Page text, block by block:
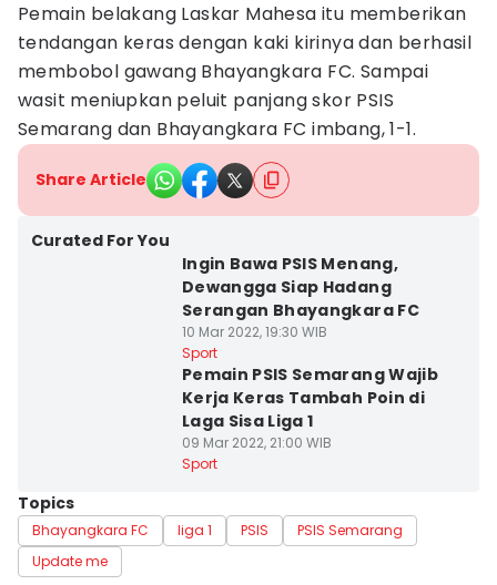
Pemain belakang Laskar Mahesa itu memberikan
tendangan keras dengan kaki kirinya dan berhasil
membobol gawang Bhayangkara FC. Sampai
wasit meniupkan peluit panjang skor PSIS
Semarang dan Bhayangkara FC imbang, 1-1.
Share Article
Curated For You
Ingin Bawa PSIS Menang,
Dewangga Siap Hadang
Serangan Bhayangkara FC
10 Mar 2022, 19:30 WIB
Sport
Pemain PSIS Semarang Wajib
Kerja Keras Tambah Poin di
Laga Sisa Liga 1
09 Mar 2022, 21:00 WIB
Sport
Topics
Bhayangkara FC liga 1 PSIS
PSIS Semarang
Update me